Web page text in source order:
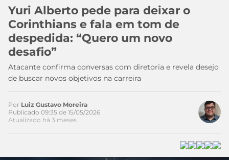
DE
APOSTA
MELHORES
SITES
DE
CÓDIGO
PROMOCIONAL
COPA
DO
MUNDO
TIMES
MEU
TIME
CAMPEONATOS
BRASILEIRÃO
MÍDIA
Yuri Alberto pede para deixar o
Corinthians e fala em tom de
despedida: “Quero um novo
desafio”
Atacante confirma conversas com diretoria e revela desejo
de buscar novos objetivos na carreira
Por Luiz Gustavo Moreira
Publicado 09:35 de 15/05/2026
Atualizado há 3 meses